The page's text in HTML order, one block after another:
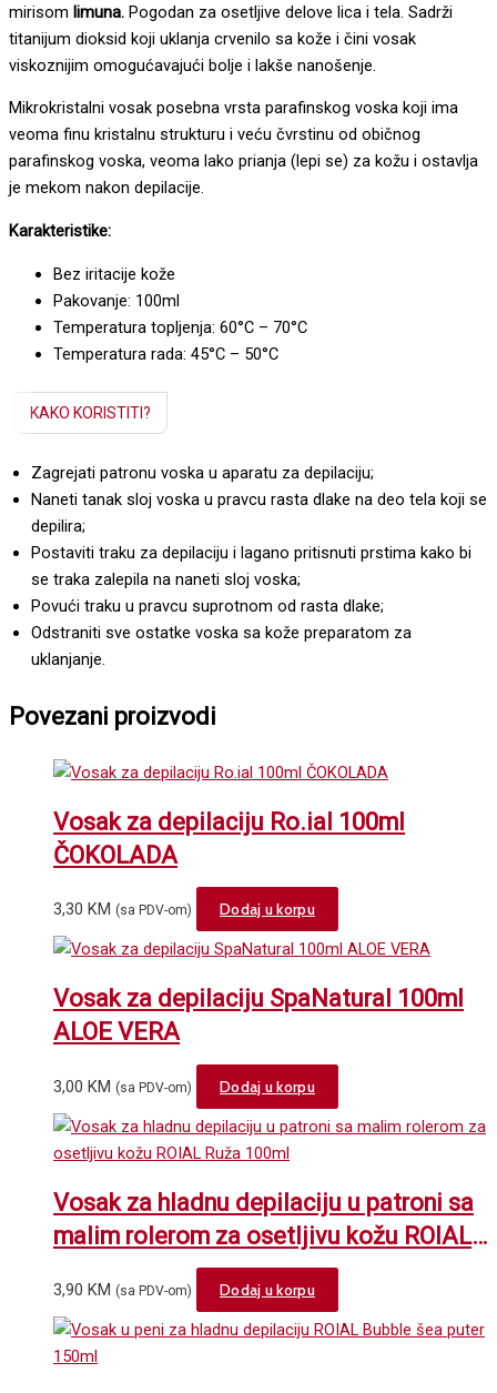
mirisom limuna. Pogodan za osetljive delove lica i tela. Sadrži
titanijum dioksid koji uklanja crvenilo sa kože i čini vosak
viskoznijim omogućavajući bolje i lakše nanošenje.
Mikrokristalni vosak posebna vrsta parafinskog voska koji ima
veoma finu kristalnu strukturu i veću čvrstinu od običnog
parafinskog voska, veoma lako prianja (lepi se) za kožu i ostavlja
je mekom nakon depilacije.
Karakteristike:
Bez iritacije kože
Pakovanje: 100ml
Temperatura topljenja: 60°C – 70°C
Temperatura rada: 45°C – 50°C
KAKO KORISTITI?
Zagrejati patronu voska u aparatu za depilaciju;
Naneti tanak sloj voska u pravcu rasta dlake na deo tela koji se
depilira;
Postaviti traku za depilaciju i lagano pritisnuti prstima kako bi
se traka zalepila na naneti sloj voska;
Povući traku u pravcu suprotnom od rasta dlake;
Odstraniti sve ostatke voska sa kože preparatom za
uklanjanje.
Povezani proizvodi
Vosak za depilaciju Ro.ial 100ml
ČOKOLADA
3,30 KM (sa PDV-om) Dodaj u korpu
Vosak za depilaciju SpaNatural 100ml
ALOE VERA
3,00 KM (sa PDV-om) Dodaj u korpu
Vosak za hladnu depilaciju u patroni sa
malim rolerom za osetljivu kožu ROIAL
3,90 KM (sa PDV-om) Dodaj u korpu